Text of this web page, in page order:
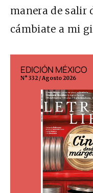
manera de salir
cámbiate a mi
EDICIÓN MÉXICO
N° 332 / Agosto 2026